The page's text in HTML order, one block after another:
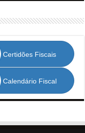
Certidões Fiscais
Calendário Fiscal